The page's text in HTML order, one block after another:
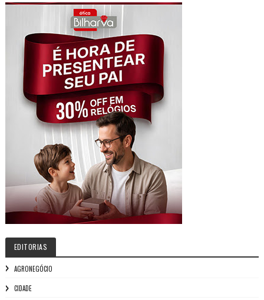
EDITORIAS
AGRONEGÓCIO
CIDADE